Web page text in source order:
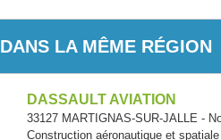
DANS LA MÊME RÉGION
DASSAULT AVIATION
33127 MARTIGNAS-SUR-JALLE -
Construction aéronautique et spatiale